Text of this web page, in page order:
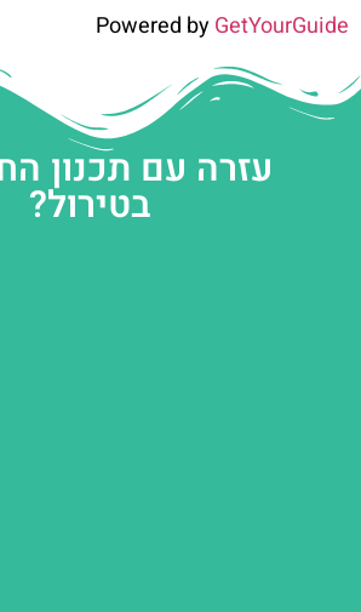
Powered byGetYourGuide
עזרה עם תכנון
בטירול?